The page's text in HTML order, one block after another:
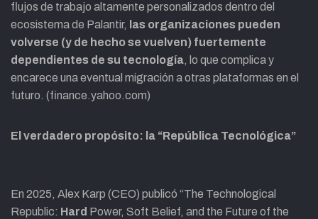
flujos de trabajo altamente personalizados dentro del
ecosistema de Palantir, las organizaciones pueden
volverse (y de hecho se vuelven) fuertemente
dependientes de su tecnología, lo que complica y
encarece una eventual migración a otras plataformas en el
futuro. (finance.yahoo.com)
El verdadero propósito: la “República Tecnológica”
En 2025, Alex Karp (CEO) publicó “The Technological
Republic: Hard Power, Soft Belief, and the Future of the